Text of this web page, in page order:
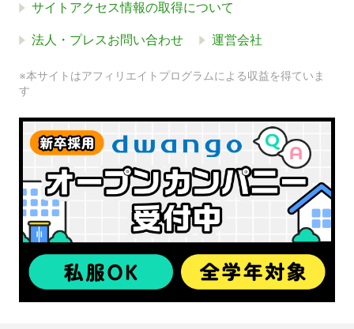
サイトアクセス情報の取得について
法人・プレスお問い合わせ 運営会社
※本サイトはアフィリエイトプログラムによる収益を得ていま
す